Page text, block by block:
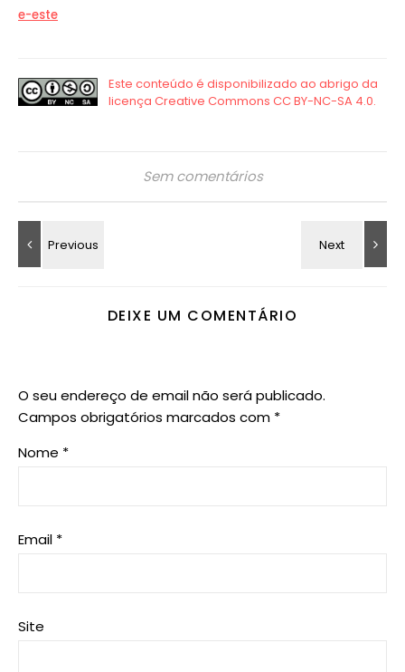
e-este
Sem comentários
DEIXE UM COMENTÁRIO
O seu endereço de email não será publicado.
Campos obrigatórios marcados com *
Nome *
Email *
Site